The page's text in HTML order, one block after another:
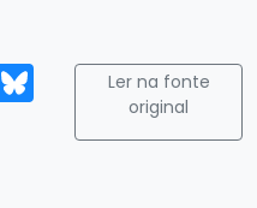
BlueskyLer na fonte
original